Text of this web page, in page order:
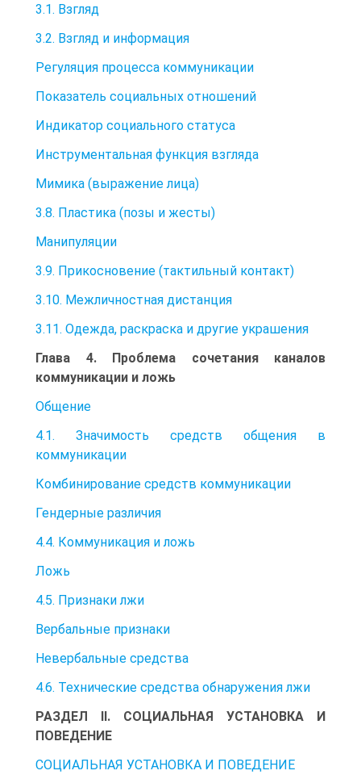
3.1. Взгляд
3.2. Взгляд и информация
Регуляция процесса коммуникации
Показатель социальных отношений
Индикатор социального статуса
Инструментальная функция взгляда
Мимика (выражение лица)
3.8. Пластика (позы и жесты)
Манипуляции
3.9. Прикосновение (тактильный контакт)
3.10. Межличностная дистанция
3.11. Одежда, раскраска и другие украшения
Глава 4. Проблема сочетания каналов
коммуникации и ложь
Общение
4.1. Значимость средств общения в
коммуникации
Комбинирование средств коммуникации
Гендерные различия
4.4. Коммуникация и ложь
Ложь
4.5. Признаки лжи
Вербальные признаки
Невербальные средства
4.6. Технические средства обнаружения лжи
РАЗДЕЛ II. СОЦИАЛЬНАЯ УСТАНОВКА И
ПОВЕДЕНИЕ
СОЦИАЛЬНАЯ УСТАНОВКА И ПОВЕДЕНИЕ